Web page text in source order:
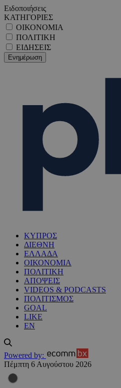
Ειδοποιήσεις
ΚΑΤΗΓΟΡΙΕΣ
ΟΙΚΟΝΟΜΙΑ
ΠΟΛΙΤΙΚΗ
ΕΙΔΗΣΕΙΣ
ΚΥΠΡΟΣ
ΔΙΕΘΝΗ
ΕΛΛΑΔΑ
ΟΙΚΟΝΟΜΙΑ
ΠΟΛΙΤΙΚΗ
ΑΠΟΨΕΙΣ
VIDEOS & PODCASTS
ΠΟΛΙΤΙΣΜΟΣ
GOAL
LIKE
EN
Powered by:
Πέμπτη 6 Αυγούστου 2026